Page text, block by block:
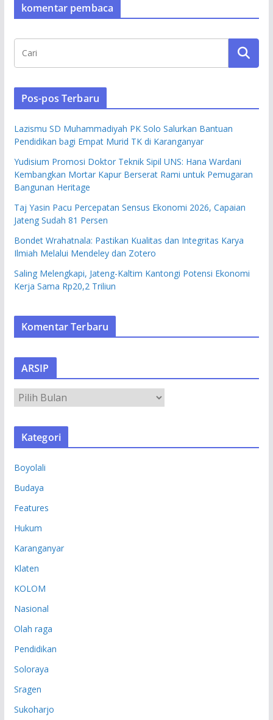
komentar pembaca
Pos-pos Terbaru
Lazismu SD Muhammadiyah PK Solo Salurkan Bantuan
Pendidikan bagi Empat Murid TK di Karanganyar
Yudisium Promosi Doktor Teknik Sipil UNS: Hana Wardani
Kembangkan Mortar Kapur Berserat Rami untuk Pemugaran
Bangunan Heritage
Taj Yasin Pacu Percepatan Sensus Ekonomi 2026, Capaian
Jateng Sudah 81 Persen
Bondet Wrahatnala: Pastikan Kualitas dan Integritas Karya
Ilmiah Melalui Mendeley dan Zotero
Saling Melengkapi, Jateng-Kaltim Kantongi Potensi Ekonomi
Kerja Sama Rp20,2 Triliun
Komentar Terbaru
ARSIP
R
S
Kategori
Boyolali
Budaya
Features
Hukum
Karanganyar
Klaten
KOLOM
Nasional
Olah raga
Pendidikan
Soloraya
Sragen
Sukoharjo